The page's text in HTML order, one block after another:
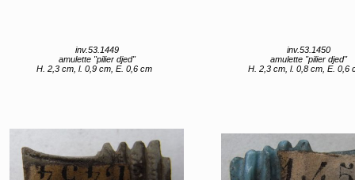
inv.53.1449
amulette "pilier djed"
H. 2,3 cm, l. 0,9 cm, E. 0,6 cm
inv.53.1450
amulette "pilier djed"
H. 2,3 cm, l. 0,8 cm, E. 0,6